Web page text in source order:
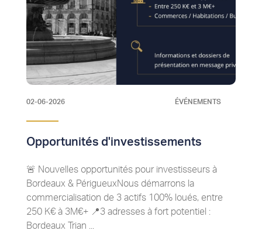
02-06-2026 ÉVÉNEMENTS
Opportunités d'investissements
🚨 Nouvelles opportunités pour investisseurs à
Bordeaux & PérigueuxNous démarrons la
commercialisation de 3 actifs 100% loués, entre
250 K€ à 3M€+ 📍3 adresses à fort potentiel :
Bordeaux Trian ...